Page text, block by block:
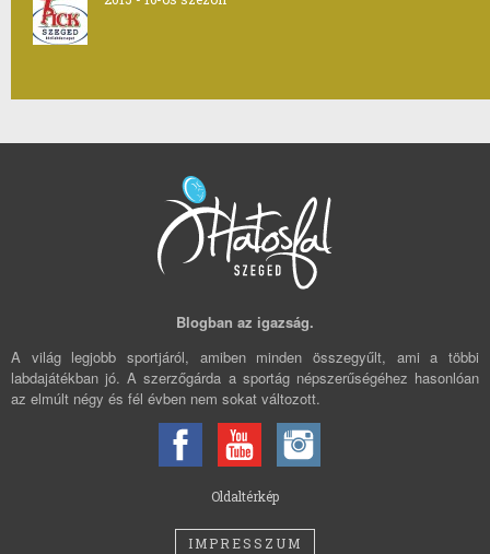
Blogban az igazság.
A világ legjobb sportjáról, amiben minden összegyűlt, ami a többi
labdajátékban jó. A szerzőgárda a sportág népszerűségéhez hasonlóan
az elmúlt négy és fél évben nem sokat változott.
Oldaltérkép
IMPRESSZUM